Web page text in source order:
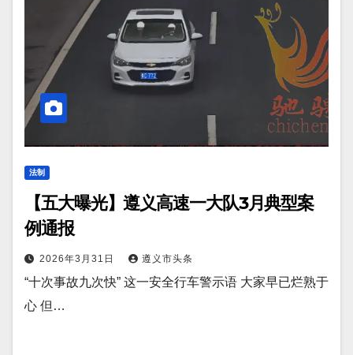
法制
【五大曝光】遵义高速一大队3月典型案
例通报
2026年3月31日 遵义市头条
“十次事故九次快” 这一安全行车警示语 大家早已烂熟于
心 但…